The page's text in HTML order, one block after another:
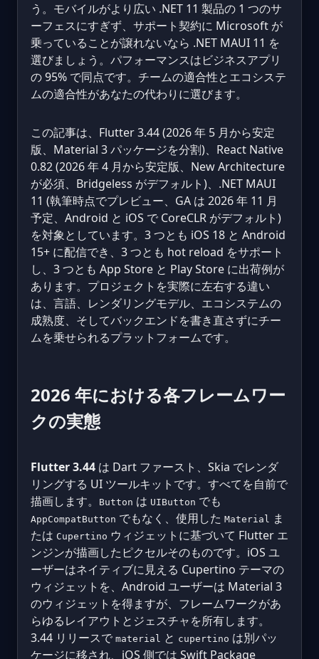
う。モバイルがより広い .NET 11 製品の 1 つのサ
ーフェスにすぎず、サポート契約に Microsoft が
乗っていることが譲れないなら .NET MAUI 11 を
選びましょう。パフォーマンスはビジネスアプリ
の 95% で同点です。チームの適合性とエコシステ
ムの適合性があなたの代わりに選びます。
この記事は、Flutter 3.44 (2026 年 5 月から安定
版、Material 3 パッケージを分割)、React Native
0.82 (2026 年 4 月から安定版、New Architecture
が必須、Bridgeless がデフォルト)、.NET MAUI
11 (執筆時点でプレビュー、GA は 2026 年 11 月
予定、Android と iOS で CoreCLR がデフォルト)
を対象としています。3 つとも iOS 18 と Android
15+ に配信でき、3 つとも hot reload をサポート
し、3 つとも App Store と Play Store に出荷例が
あります。プロジェクトを実際に左右する違い
は、言語、レンダリングモデル、エコシステムの
成熟度、そしてバックエンドを書き直さずにチー
ムを乗せられるプラットフォームです。
2026 年における各フレームワー
クの実態
Flutter 3.44 は Dart ファースト、Skia でレンダ
リングする UI ツールキットです。すべてを自前で
描画します。
Button は UIButton でも
AppCompatButton でもなく、使用した Material
ま
たは Cupertino ウィジェットに基づいて Flutter エ
ンジンが描画したピクセルそのものです。iOS ユ
ーザーはネイティブに見える Cupertino テーマの
ウィジェットを、Android ユーザーは Material 3
のウィジェットを得ますが、フレームワークがあ
らゆるレイアウトとジェスチャを所有します。
3.44 リリースで material と cupertino は別パッ
ケージに移され、iOS 側では Swift Package